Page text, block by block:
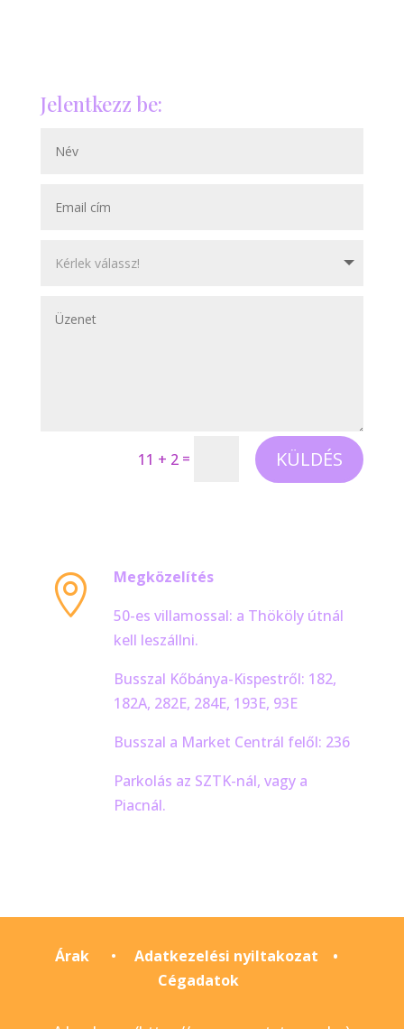
Jelentkezz be:
11 + 2 = KÜLDÉS

Megközelítés
50-es villamossal: a Thököly útnál
kell leszállni.
Busszal Kőbánya-Kispestről: 182,
182A, 282E, 284E, 193E, 93E
Busszal a Market Centrál felől: 236
Parkolás az SZTK-nál, vagy a
Piacnál.
Árak• Adatkezelési nyiltakozat •
Cégadatok